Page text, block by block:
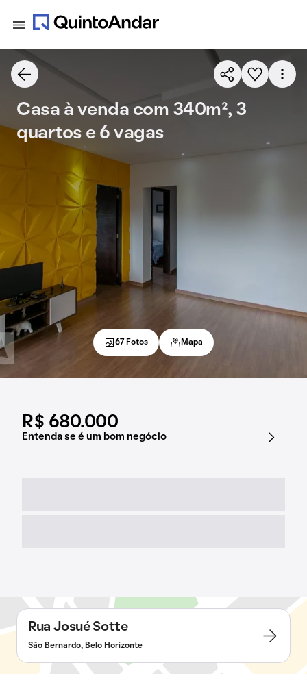
R$ 680.000
Entenda se é um bom negócio
Casa à venda com 340m², 3
quartos e 6 vagas
67 Fotos Mapa
Rua Josué Sotte
São Bernardo, Belo Horizonte